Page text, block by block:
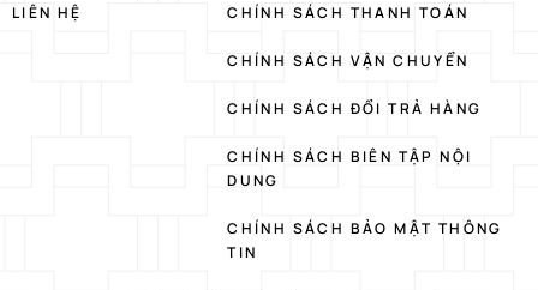
LIÊN HỆ CHÍNH SÁCH THANH TOÁN
CHÍNH SÁCH VẬN CHUYỂN
CHÍNH SÁCH ĐỔI TRẢ HÀNG
CHÍNH SÁCH BIÊN TẬP NỘI
DUNG
CHÍNH SÁCH BẢO MẬT THÔNG
TIN